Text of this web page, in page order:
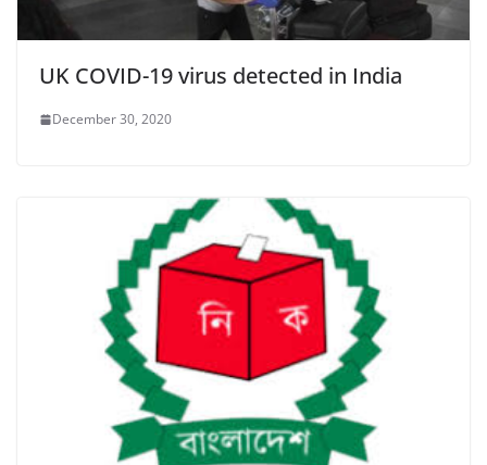
UK COVID-19 virus detected in India
December 30, 2020